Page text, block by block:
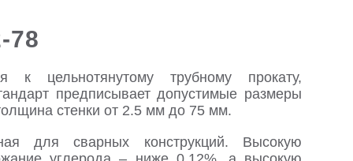
78
к цельнотянутому трубному прокату,
предписывает допустимые размеры
стенки от 2.5 мм до 75 мм.
для сварных конструкций. Высокую